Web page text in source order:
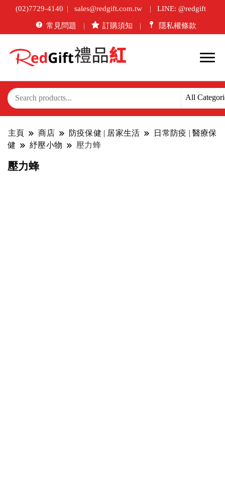
(02)7729-4140 sales@redgift.com.tw LINE: @redgift
常見問題 訂購須知 隱私權條款
主頁 商店 防疫保健 | 居家生活
日常防疫 | 醫療保
健
紓壓小物 壓力蜂
壓力蜂